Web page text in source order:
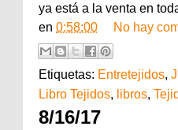
ya está a la venta en
en 0:58:00 No hay
Etiquetas: Entretejidos,
Libro Tejidos, libros,
8/16/17